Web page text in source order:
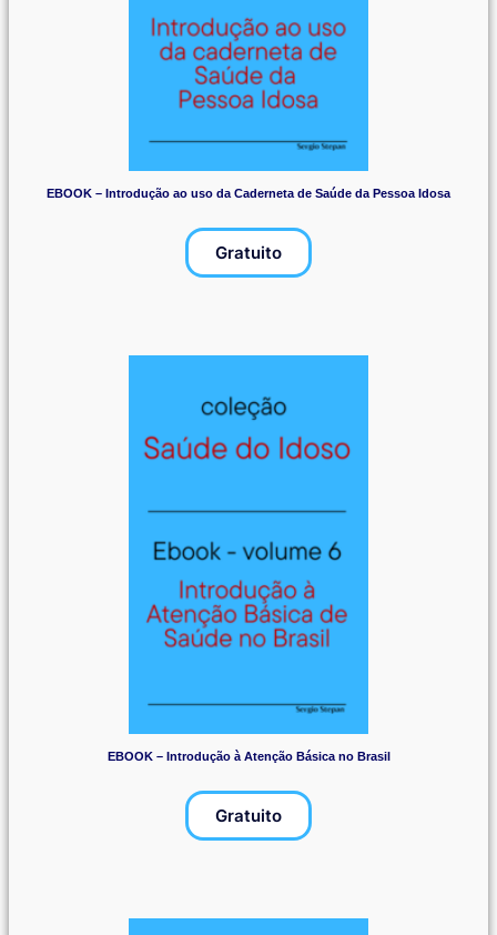
EBOOK – Introdução ao uso da Caderneta de Saúde da Pessoa Idosa
Gratuito
EBOOK – Introdução à Atenção Básica no Brasil
Gratuito